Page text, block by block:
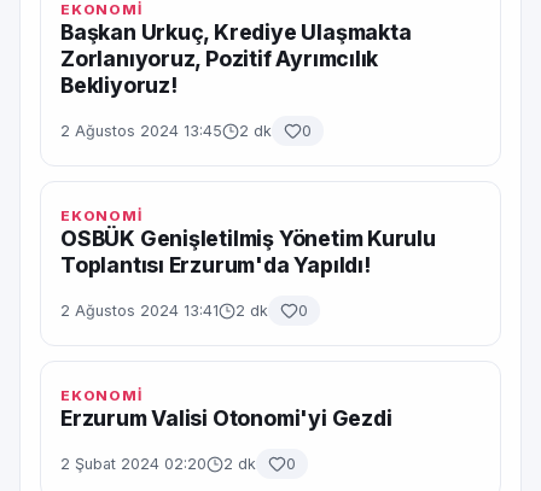
EKONOMİ
Başkan Urkuç, Krediye Ulaşmakta
Zorlanıyoruz, Pozitif Ayrımcılık
Bekliyoruz!
2 Ağustos 2024 13:45 2 dk 0
EKONOMİ
OSBÜK Genişletilmiş Yönetim Kurulu
Toplantısı Erzurum'da Yapıldı!
2 Ağustos 2024 13:41 2 dk 0
EKONOMİ
Erzurum Valisi Otonomi'yi Gezdi
2 Şubat 2024 02:20 2 dk 0